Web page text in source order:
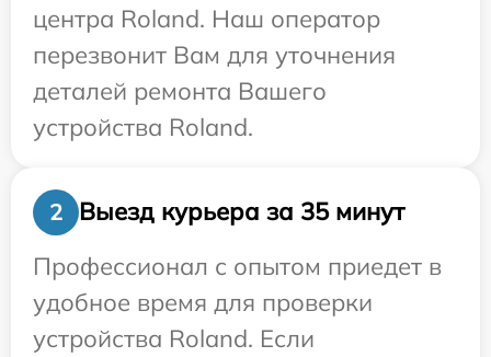
центра Roland. Наш оператор
перезвонит Вам для уточнения
деталей ремонта Вашего
устройства Roland.
2
Выезд курьера за 35 минут
Профессионал с опытом приедет в
удобное время для проверки
устройства Roland. Если